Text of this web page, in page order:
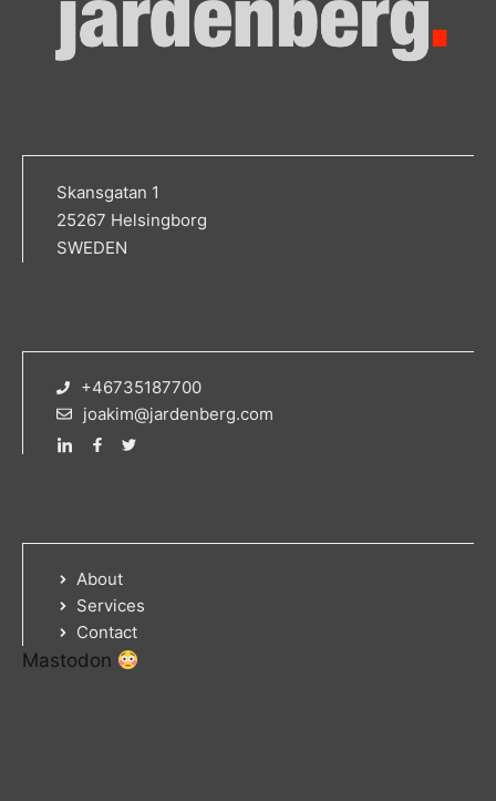
Skansgatan 1
25267 Helsingborg
SWEDEN
+46735187700
joakim@jardenberg.com
About
Services
Contact
Mastodon